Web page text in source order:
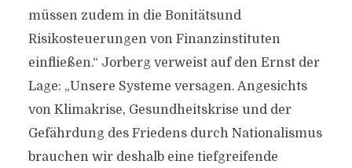
müssen zudem in die Bonitätsund
Risikosteuerungen von Finanzinstituten
einfließen.“ Jorberg verweist auf den Ernst der
Lage: „Unsere Systeme versagen. Angesichts
von Klimakrise, Gesundheitskrise und der
Gefährdung des Friedens durch Nationalismus
brauchen wir deshalb eine tiefgreifende